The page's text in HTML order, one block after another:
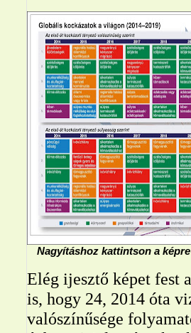
Nagyításhoz kattintson a képre
Elég ijesztő képet fest
is, hogy 24, 2014 óta
valószínűsége